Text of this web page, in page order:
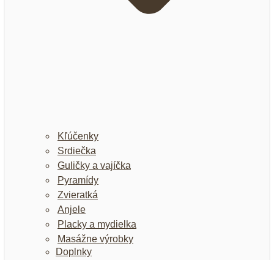
Kľúčenky
Srdiečka
Guličky a vajíčka
Pyramídy
Zvieratká
Anjele
Placky a mydielka
Masážne výrobky
Doplnky